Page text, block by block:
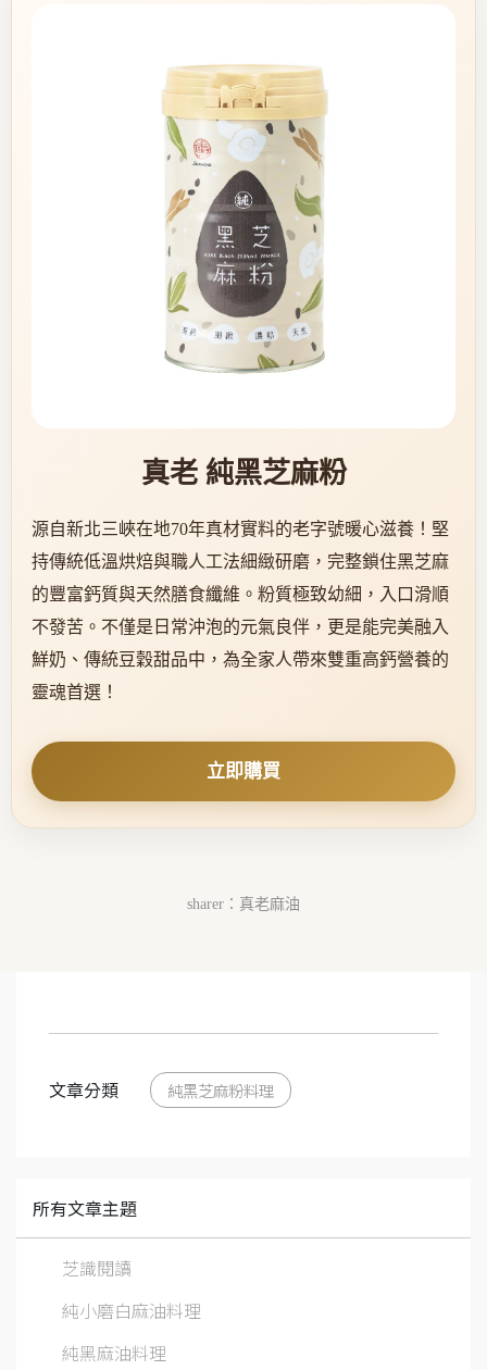
真老 純黑芝麻粉
源自新北三峽在地70年真材實料的老字號暖心滋養！堅
持傳統低溫烘焙與職人工法細緻研磨，完整鎖住黑芝麻
的豐富鈣質與天然膳食纖維。粉質極致幼細，入口滑順
不發苦。不僅是日常沖泡的元氣良伴，更是能完美融入
鮮奶、傳統豆穀甜品中，為全家人帶來雙重高鈣營養的
靈魂首選！
立即購買
sharer：真老麻油
文章分類 純黑芝麻粉料理
所有文章主題
芝識閱讀
純小磨白麻油料理
純黑麻油料理